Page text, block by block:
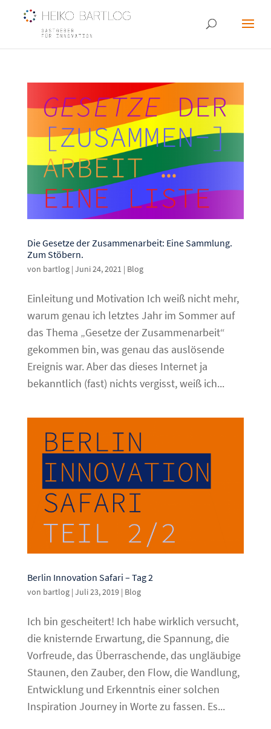
Die Gesetze der Zusammenarbeit: Eine Sammlung.
Zum Stöbern.
von bartlog| Juni 24, 2021 | Blog
Einleitung und Motivation Ich weiß nicht mehr,
warum genau ich letztes Jahr im Sommer auf
das Thema „Gesetze der Zusammenarbeit“
gekommen bin, was genau das auslösende
Ereignis war. Aber das dieses Internet ja
bekanntlich (fast) nichts vergisst, weiß ich...
Berlin Innovation Safari – Tag 2
von bartlog| Juli 23, 2019| Blog
Ich bin gescheitert! Ich habe wirklich versucht,
die knisternde Erwartung, die Spannung, die
Vorfreude, das Überraschende, das ungläubige
Staunen, den Zauber, den Flow, die Wandlung,
Entwicklung und Erkenntnis einer solchen
Inspiration Journey in Worte zu fassen. Es...